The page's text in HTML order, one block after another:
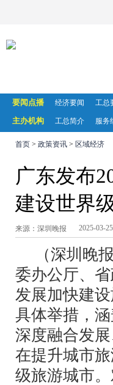
要闻点播 经济要闻 工总
主办机构 工总简介 服务
首页 > 政策资讯 > 区域经济
广东发布
建设世界
来源：深圳晚报 2025-03-25
（深圳晚
委办公厅、
发展加快建
具体举措，
深度融合发
在提升城市
级旅游城市